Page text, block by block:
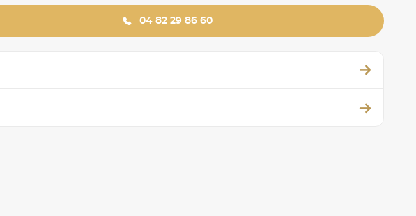
04 82 29 86 60